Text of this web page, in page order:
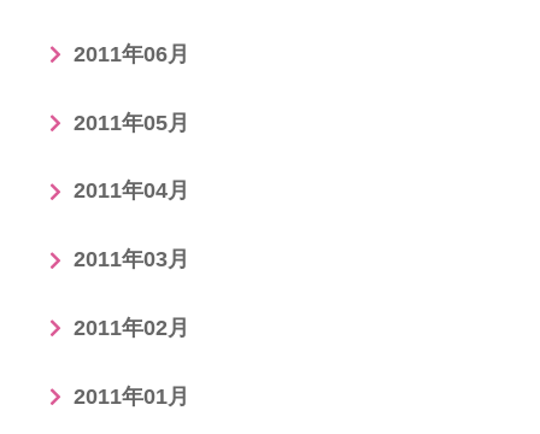
2011年06月
2011年05月
2011年04月
2011年03月
2011年02月
2011年01月